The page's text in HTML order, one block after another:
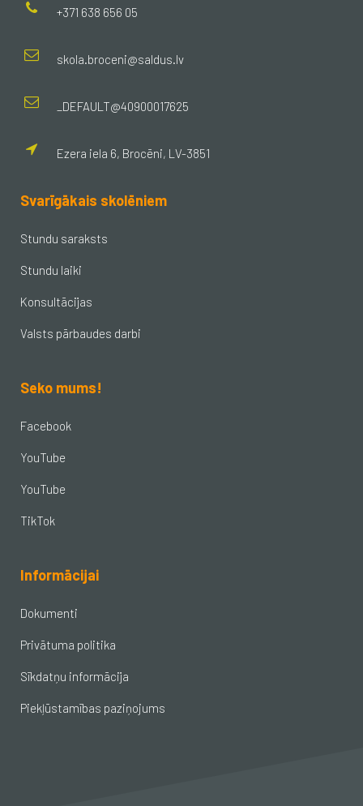
+371 638 656 05
skola.broceni@saldus.lv
_DEFAULT@40900017625
Ezera iela 6, Brocēni, LV-3851
Svarīgākais skolēniem
Stundu saraksts
Stundu laiki
Konsultācijas
Valsts pārbaudes darbi
Seko mums!
Facebook
YouTube
YouTube
TikTok
Informācijai
Dokumenti
Privātuma politika
Sīkdatņu informācija
Piekļūstamības paziņojums